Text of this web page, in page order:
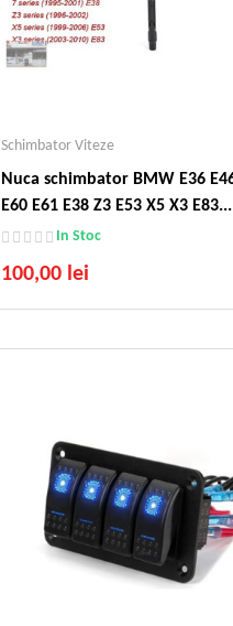
Schimbator Viteze
Nuca schimbator BMW E36 E46 E39
E60 E61 E38 Z3 E53 X5 X3 E83...
In Stoc
100,00 lei